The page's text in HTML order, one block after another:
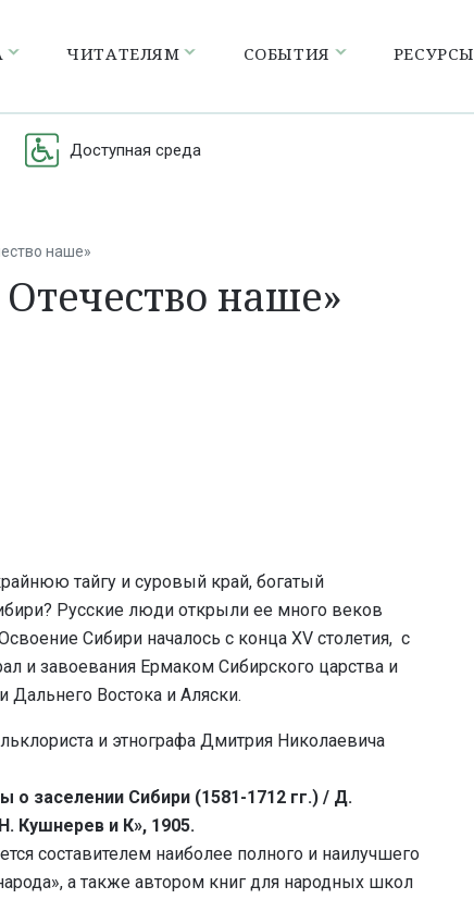
ЧИТАТЕЛЯМ СОБЫТИЯ РЕСУРСЫ
Доступная среда
наше»
наше»
тайгу и суровый край, богатый
Русские люди открыли ее много веков
Сибири началось с конца XV столетия, с
и завоевания Ермаком Сибирского царства и
Дальнего Востока и Аляски.
и этнографа Дмитрия Николаевича
заселении Сибири (1581-1712 гг.) / Д.
Кушнерев и К», 1905.
составителем наиболее полного и наилучшего
а также автором книг для народных школ